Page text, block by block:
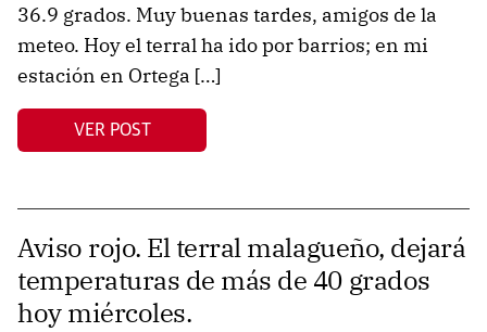
36.9 grados. Muy buenas tardes, amigos de la
meteo. Hoy el terral ha ido por barrios; en mi
estación en Ortega […]
VER POST
Aviso rojo. El terral malagueño, dejará
temperaturas de más de 40 grados
hoy miércoles.